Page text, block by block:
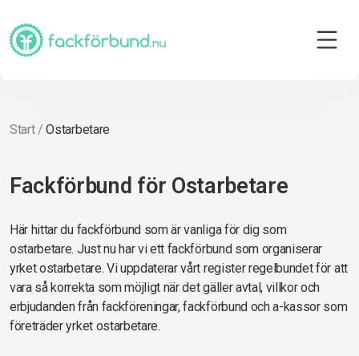
Start/Ostarbetare
Fackförbund för Ostarbetare
Här hittar du fackförbund som är vanliga för dig som
ostarbetare. Just nu har vi ett fackförbund som organiserar
yrket ostarbetare. Vi uppdaterar vårt register regelbundet för att
vara så korrekta som möjligt när det gäller avtal, villkor och
erbjudanden från fackföreningar, fackförbund och a-kassor som
företräder yrket ostarbetare.